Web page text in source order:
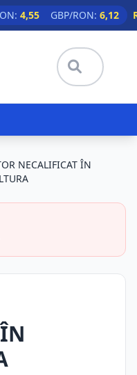
4,55 GBP/RON: 6,12
NECALIFICAT ÎN